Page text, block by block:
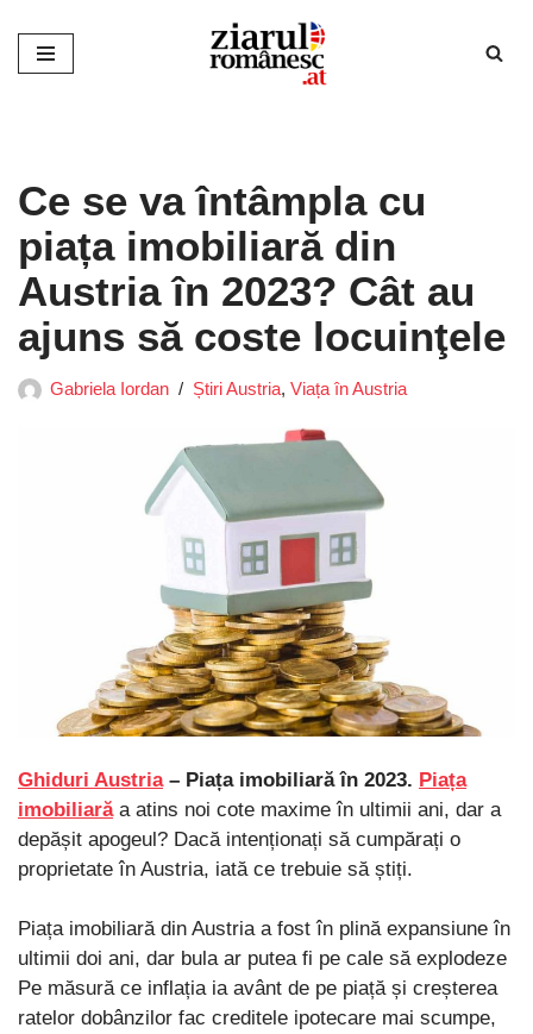
Sari
Ce se va întâmpla cu
piața imobiliară din
Austria în 2023? Cât au
ajuns să coste locuinţele
Gabriela Iordan Știri Austria, Viața în Austria
Ghiduri Austria– Piața imobiliară în 2023. Piața
imobiliarăa atins noi cote maxime în ultimii ani, dar a
depășit apogeul? Dacă intenționați să cumpărați o
proprietate în Austria, iată ce trebuie să știți.
Piața imobiliară din Austria a fost în plină expansiune în
ultimii doi ani, dar bula ar putea fi pe cale să explodeze
Pe măsură ce inflația ia avânt de pe piață și creșterea
ratelor dobânzilor fac creditele ipotecare mai scumpe,